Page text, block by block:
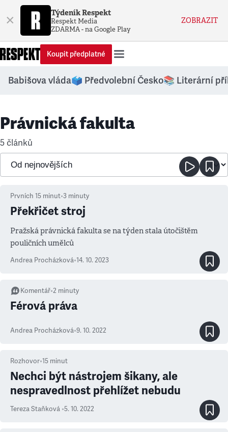
× Týdeník Respekt
Respekt Media
ZDARMA - na Google Play
ZOBRAZIT
Koupit předplatné
Babišova vláda🗳️ Předvolební Česko📚 Literární
Právnická fakulta
5 článků
Prvních 15 minut•3 minuty
Překřičet stroj
Pražská právnická fakulta se na týden stala útočištěm
pouličních umělců
Andrea Procházková•14. 10. 2023
Komentář•2 minuty
Férová práva
Andrea Procházková•9. 10. 2022
Rozhovor•15 minut
Nechci být nástrojem šikany, ale
nespravedlnost přehlížet nebudu
Tereza Staňková •5. 10. 2022